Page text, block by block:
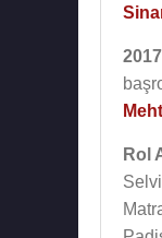
2017
Rol